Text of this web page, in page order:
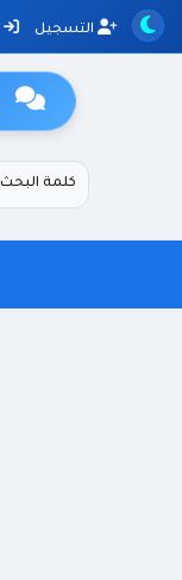
التسجيل